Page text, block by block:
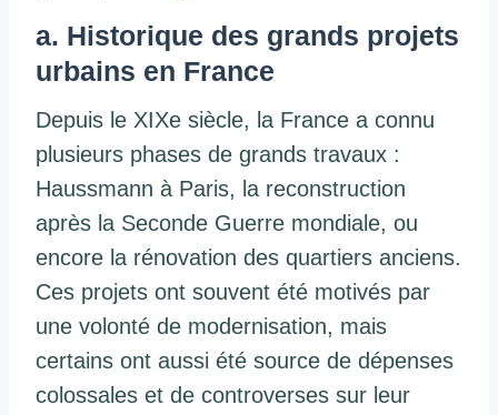
a. Historique des grands projets
urbains en France
Depuis le XIXe siècle, la France a connu
plusieurs phases de grands travaux :
Haussmann à Paris, la reconstruction
après la Seconde Guerre mondiale, ou
encore la rénovation des quartiers anciens.
Ces projets ont souvent été motivés par
une volonté de modernisation, mais
certains ont aussi été source de dépenses
colossales et de controverses sur leur